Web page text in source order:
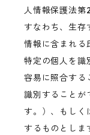
人情報保護法第
すなわち、生存
情報に含まれる
特定の個人を識
容易に照合する
識別することが
す。）、もしく
するものとしま